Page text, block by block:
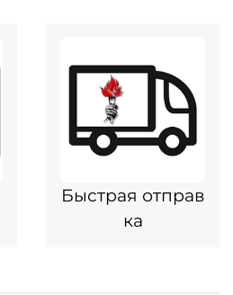
Быстрая отправ
ка